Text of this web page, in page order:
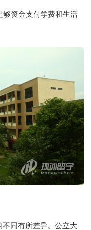
够资金支付学费和生活
同有所差异。公立大